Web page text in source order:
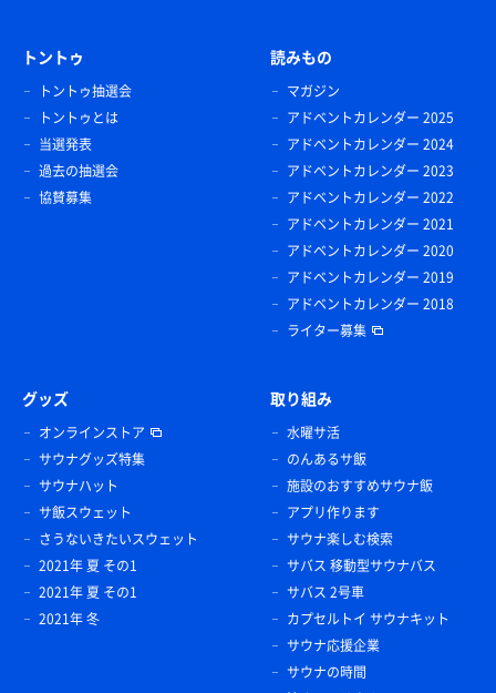
トントゥ
トントゥ抽選会
トントゥとは
当選発表
過去の抽選会
協賛募集
読みもの
マガジン
アドベントカレンダー 2025
アドベントカレンダー 2024
アドベントカレンダー 2023
アドベントカレンダー 2022
アドベントカレンダー 2021
アドベントカレンダー 2020
アドベントカレンダー 2019
アドベントカレンダー 2018
ライター募集
グッズ
オンラインストア
サウナグッズ特集
サウナハット
サ飯スウェット
さうないきたいスウェット
2021年 夏 その1
2021年 夏 その1
2021年 冬
取り組み
水曜サ活
のんあるサ飯
施設のおすすめサウナ飯
アプリ作ります
サウナ楽しむ検索
サバス 移動型サウナバス
サバス 2号車
カプセルトイ サウナキット
サウナ応援企業
サウナの時間